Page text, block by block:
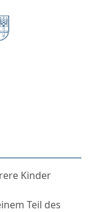
Kinder
Teil des